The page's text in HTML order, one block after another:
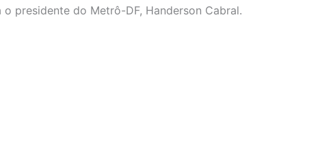
o presidente do Metrô-DF, Handerson Cabral.